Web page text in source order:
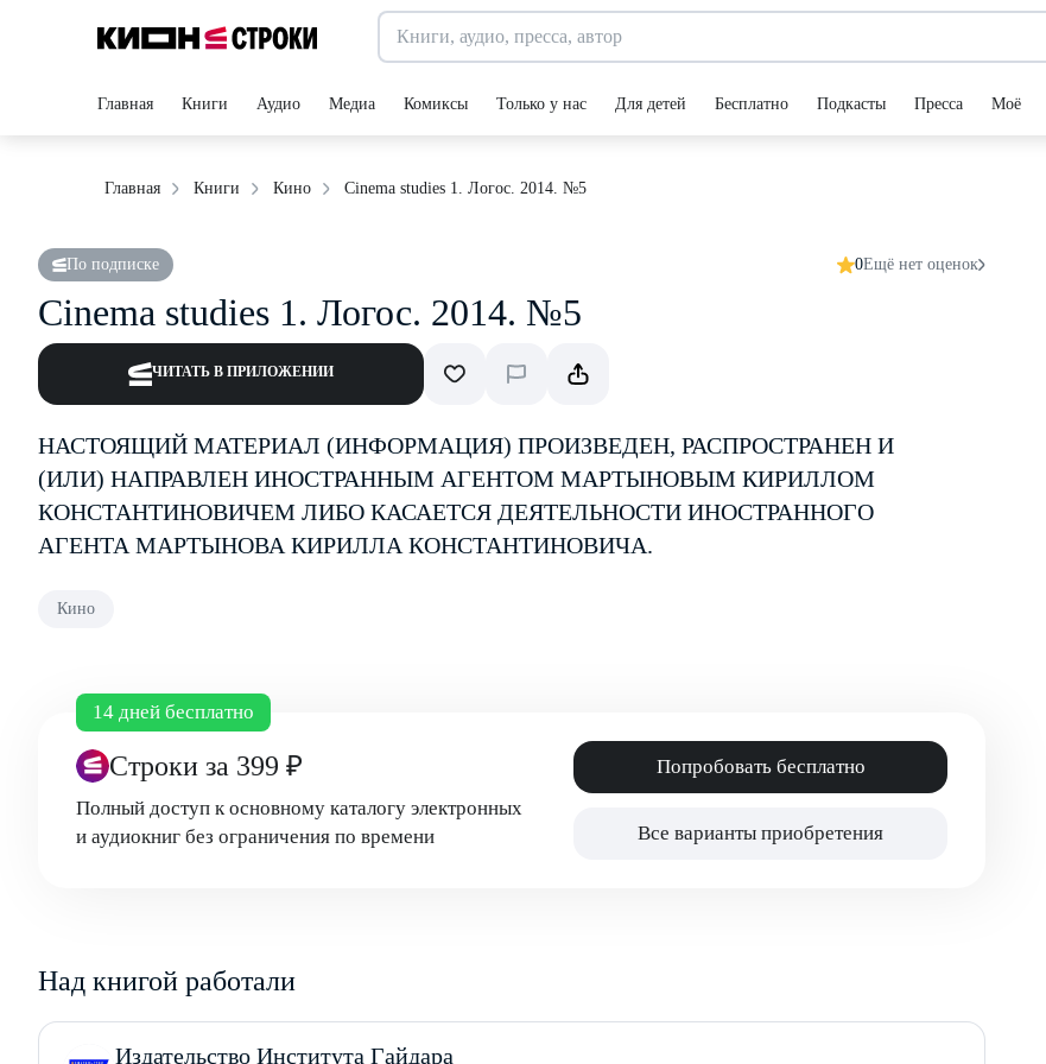
Главная Книги Аудио Медиа Комиксы Только у нас Для детей Бесплатно Подкасты Пресса Моё
Главная Книги Кино Cinema studies 1. Логос. 2014. №5
По подписке 0Ещё нет оценок
Cinema studies 1. Логос. 2014. №5
ЧИТАТЬ В ПРИЛОЖЕНИИ
НАСТОЯЩИЙ МАТЕРИАЛ (ИНФОРМАЦИЯ) ПРОИЗВЕДЕН, РАСПРОСТРАНЕН И
(ИЛИ) НАПРАВЛЕН ИНОСТРАННЫМ АГЕНТОМ МАРТЫНОВЫМ КИРИЛЛОМ
КОНСТАНТИНОВИЧЕМ ЛИБО КАСАЕТСЯ ДЕЯТЕЛЬНОСТИ ИНОСТРАННОГО
АГЕНТА МАРТЫНОВА КИРИЛЛА КОНСТАНТИНОВИЧА.
Кино
14 дней бесплатно
Строки за 399 ₽
Полный доступ к основному каталогу электронных
и аудиокниг без ограничения по времени
Попробовать бесплатно
Все варианты приобретения
Над книгой работали
Издательство Института Гайдара